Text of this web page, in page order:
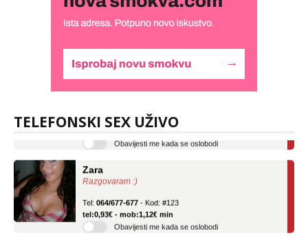
TELEFONSKI SEX UŽIVO
tel:0,93€ - mob:1,12€ min
Razgovaram :)
tel:0,93€ - mob:1,12€ min
Obavijesti me kada se oslobodi